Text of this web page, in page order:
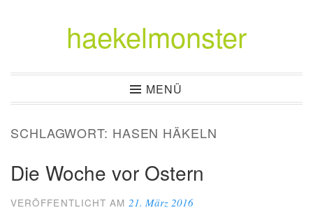
haekelmonster
MENÜ
SCHLAGWORT: HASEN HÄKELN
Die Woche vor Ostern
VERÖFFENTLICHT AM21. März 2016